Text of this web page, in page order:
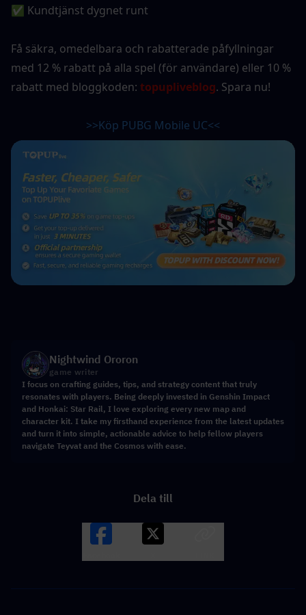
✅ Kundtjänst dygnet runt
Få säkra, omedelbara och rabatterade påfyllningar
med 12 % rabatt på alla spel (för användare) eller 10 %
rabatt med bloggkoden: topupliveblog. Spara nu!
>>Köp PUBG Mobile UC<<
Nightwind Ororon
game writer
I focus on crafting guides, tips, and strategy content that truly
resonates with players. Being deeply invested in Genshin Impact
and Honkai: Star Rail, I love exploring every new map and
character kit. I take my firsthand experience from the latest updates
and turn it into simple, actionable advice to help fellow players
navigate Teyvat and the Cosmos with ease.
Dela till